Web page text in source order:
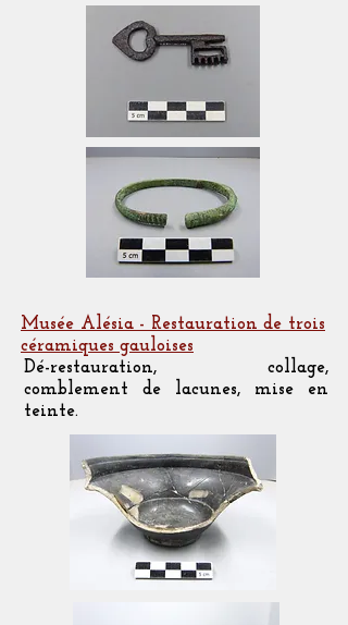
Musée Alésia - Restauration de trois
céramiques gauloises
Dé-restauration, collage,
comblement de lacunes, mise en
teinte.